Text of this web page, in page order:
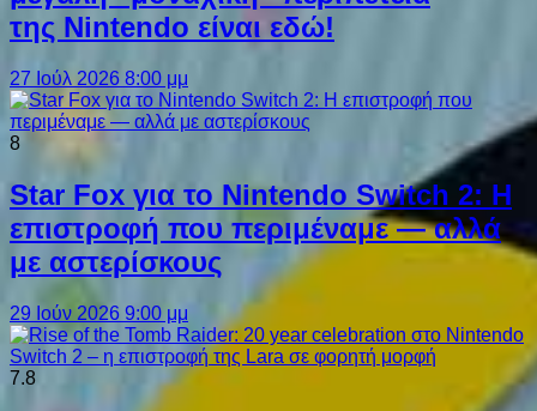
της Nintendo είναι εδώ!
27 Ιούλ 2026 8:00 μμ
8
Star Fox για το Nintendo Switch 2: Η
επιστροφή που περιμέναμε — αλλά
με αστερίσκους
29 Ιούν 2026 9:00 μμ
7.8